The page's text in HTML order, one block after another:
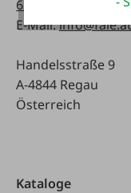
63514619
E-Mail:info@faie.at
Handelsstraße 9
A-4844 Regau
Österreich
Kataloge